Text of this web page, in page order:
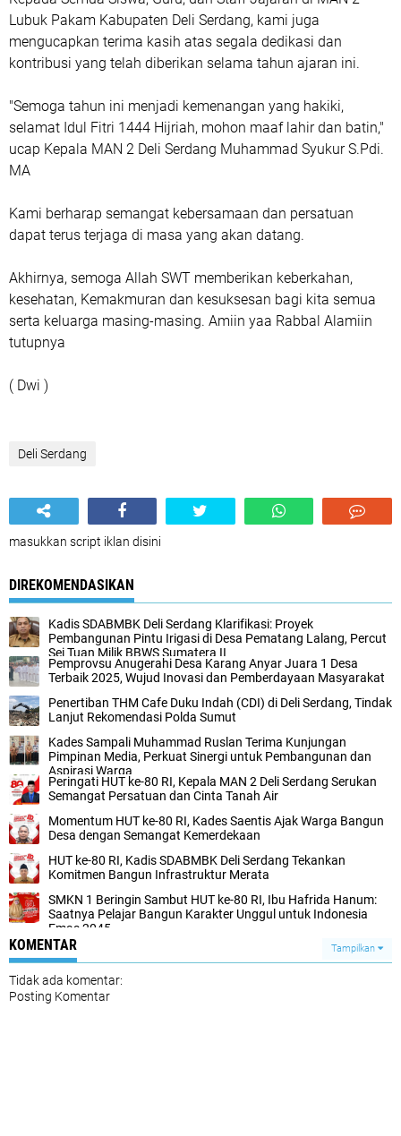
Lubuk Pakam Kabupaten Deli Serdang, kami juga
mengucapkan terima kasih atas segala dedikasi dan
kontribusi yang telah diberikan selama tahun ajaran ini.
"Semoga tahun ini menjadi kemenangan yang hakiki,
selamat Idul Fitri 1444 Hijriah, mohon maaf lahir dan batin,"
ucap Kepala MAN 2 Deli Serdang Muhammad Syukur S.Pdi.
MA
Kami berharap semangat kebersamaan dan persatuan
dapat terus terjaga di masa yang akan datang.
Akhirnya, semoga Allah SWT memberikan keberkahan,
kesehatan, Kemakmuran dan kesuksesan bagi kita semua
serta keluarga masing-masing. Amiin yaa Rabbal Alamiin
tutupnya
( Dwi )
Deli Serdang
masukkan script iklan disini
DIREKOMENDASIKAN
Kadis SDABMBK Deli Serdang Klarifikasi: Proyek
Pembangunan Pintu Irigasi di Desa Pematang Lalang, Percut
Sei Tuan Milik BBWS Sumatera II
Pemprovsu Anugerahi Desa Karang Anyar Juara 1 Desa
Terbaik 2025, Wujud Inovasi dan Pemberdayaan Masyarakat
Penertiban THM Cafe Duku Indah (CDI) di Deli Serdang, Tindak
Lanjut Rekomendasi Polda Sumut
Kades Sampali Muhammad Ruslan Terima Kunjungan
Pimpinan Media, Perkuat Sinergi untuk Pembangunan dan
Aspirasi Warga
Peringati HUT ke-80 RI, Kepala MAN 2 Deli Serdang Serukan
Semangat Persatuan dan Cinta Tanah Air
Momentum HUT ke-80 RI, Kades Saentis Ajak Warga Bangun
Desa dengan Semangat Kemerdekaan
HUT ke-80 RI, Kadis SDABMBK Deli Serdang Tekankan
Komitmen Bangun Infrastruktur Merata
SMKN 1 Beringin Sambut HUT ke-80 RI, Ibu Hafrida Hanum:
Saatnya Pelajar Bangun Karakter Unggul untuk Indonesia
Emas 2045
KOMENTAR Tampilkan
Tidak ada komentar:
Posting Komentar